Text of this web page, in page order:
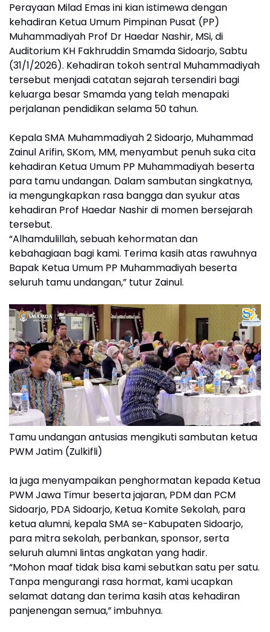
Perayaan Milad Emas ini kian istimewa dengan
kehadiran Ketua Umum Pimpinan Pusat (PP)
Muhammadiyah Prof Dr Haedar Nashir, MSi, di
Auditorium KH Fakhruddin Smamda Sidoarjo, Sabtu
(31/1/2026). Kehadiran tokoh sentral Muhammadiyah
tersebut menjadi catatan sejarah tersendiri bagi
keluarga besar Smamda yang telah menapaki
perjalanan pendidikan selama 50 tahun.
Kepala SMA Muhammadiyah 2 Sidoarjo, Muhammad
Zainul Arifin, SKom, MM, menyambut penuh suka cita
kehadiran Ketua Umum PP Muhammadiyah beserta
para tamu undangan. Dalam sambutan singkatnya,
ia mengungkapkan rasa bangga dan syukur atas
kehadiran Prof Haedar Nashir di momen bersejarah
tersebut.
“Alhamdulillah, sebuah kehormatan dan
kebahagiaan bagi kami. Terima kasih atas rawuhnya
Bapak Ketua Umum PP Muhammadiyah beserta
seluruh tamu undangan,” tutur Zainul.
Tamu undangan antusias mengikuti sambutan ketua
PWM Jatim (Zulkifli)
Ia juga menyampaikan penghormatan kepada Ketua
PWM Jawa Timur beserta jajaran, PDM dan PCM
Sidoarjo, PDA Sidoarjo, Ketua Komite Sekolah, para
ketua alumni, kepala SMA se-Kabupaten Sidoarjo,
para mitra sekolah, perbankan, sponsor, serta
seluruh alumni lintas angkatan yang hadir.
“Mohon maaf tidak bisa kami sebutkan satu per satu.
Tanpa mengurangi rasa hormat, kami ucapkan
selamat datang dan terima kasih atas kehadiran
panjenengan semua,” imbuhnya.